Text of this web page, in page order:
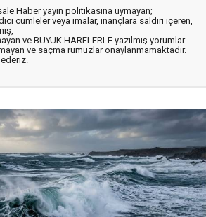
Haber yayın politikasına uymayan;
cümleler veya imalar, inançlara saldırı içeren,
ve BÜYÜK HARFLERLE yazılmış yorumlar
ve saçma rumuzlar onaylanmamaktadır.
ederiz.